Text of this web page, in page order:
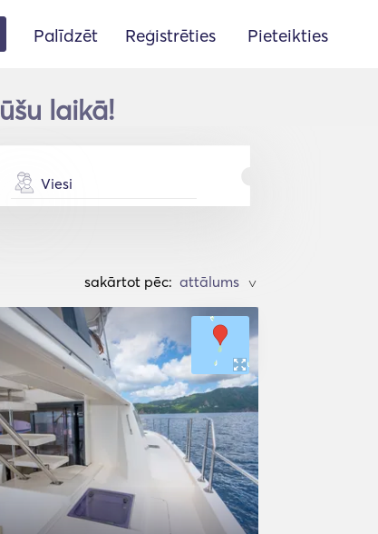
Palīdzēt Reģistrēties Pieteikties
laikā!
Viesi
sakārtot pēc: >